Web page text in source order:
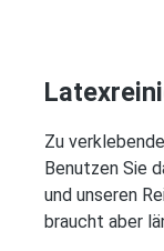
Zu
Benutzen Sie
und unseren
braucht aber